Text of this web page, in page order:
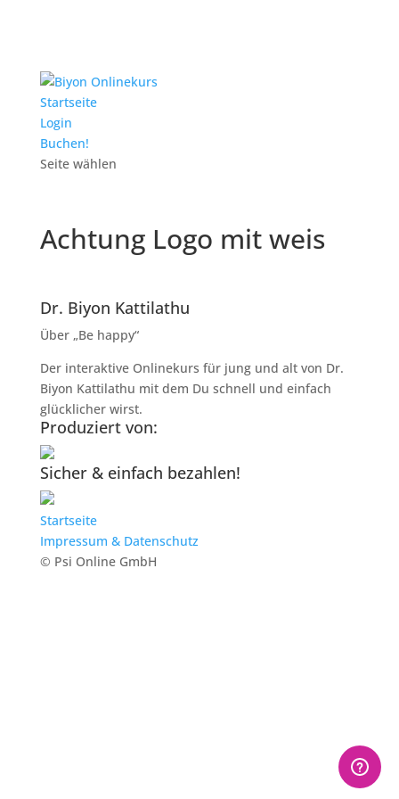
Startseite
Login
Buchen!
Seite wählen
Achtung Logo mit weis
Dr. Biyon Kattilathu
Über „Be happy“
Der interaktive Onlinekurs für jung und alt von Dr.
Biyon Kattilathu mit dem Du schnell und einfach
glücklicher wirst.
Produziert von:
Sicher & einfach bezahlen!
Startseite
Impressum & Datenschutz
© Psi Online GmbH